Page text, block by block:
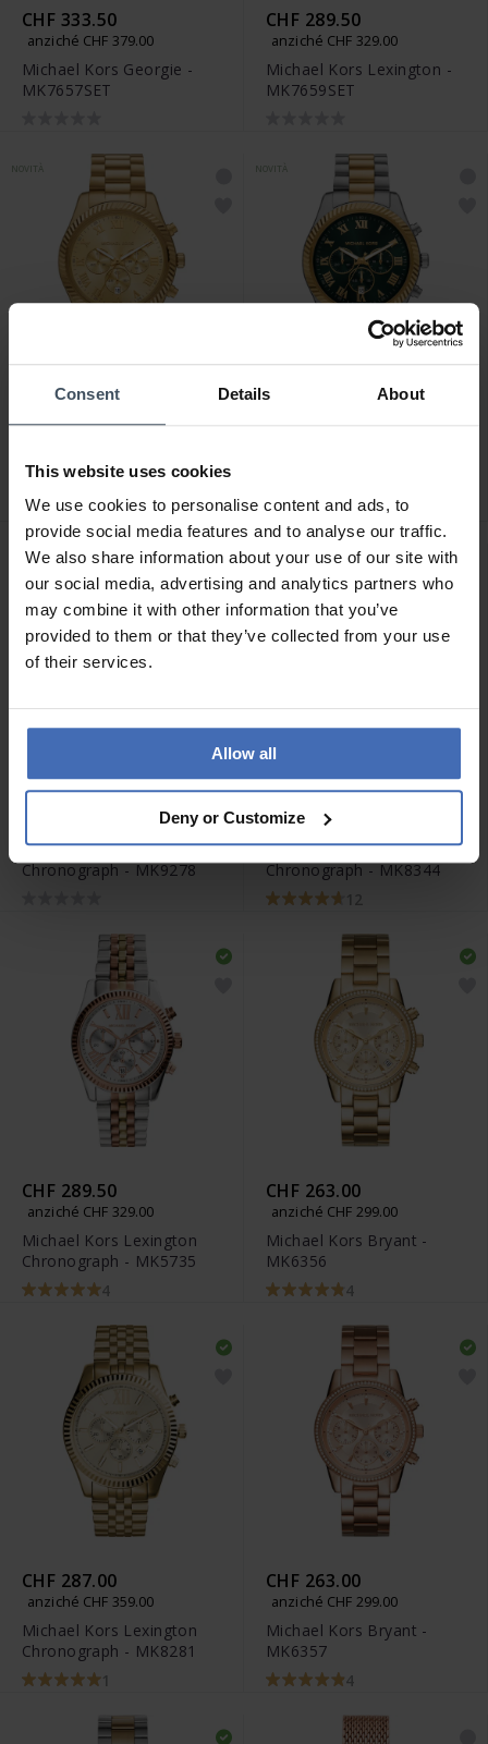
Consent Details About
This website uses cookies
We use cookies to personalise content and ads, to
provide social media features and to analyse our traffic.
We also share information about your use of our site with
our social media, advertising and analytics partners who
may combine it with other information that you’ve
provided to them or that they’ve collected from your use
of their services.
Allow all
Deny or Customize
CHF 333.50
anziché CHF 379.00
Michael Kors Georgie -
MK7657SET
CHF 289.50
anziché CHF 329.00
Michael Kors Lexington -
MK7659SET
NOVITÀ
anziché CHF 299.00
Chronograph - MK9276
NOVITÀ
NOVITÀ
CHF 263.00
Michael Kors Lexington
Chronograph - MK9278
CHF 316.00
anziché CHF 359.00
Michael Kors Lexington
Chronograph - MK8344
CHF 289.50
anziché CHF 329.00
Michael Kors Lexington
Chronograph - MK5735
4
CHF 263.00
anziché CHF 299.00
Michael Kors Bryant -
MK6356
4
CHF 287.00
anziché CHF 359.00
Michael Kors Lexington
Chronograph - MK8281
1
CHF 263.00
anziché CHF 299.00
Michael Kors Bryant -
MK6357
4